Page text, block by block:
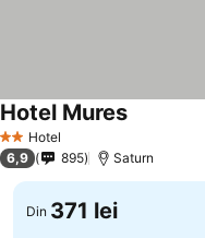
2 SteleHotel
Hotel Mures
6,9 895 Saturn
Din 371 lei